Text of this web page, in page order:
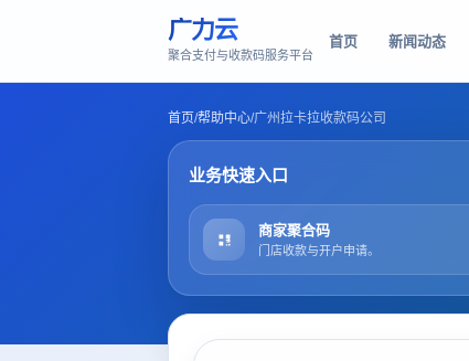
广力云
聚合支付与收款码服务平台
首页 新闻动态
首页/帮助中心/广州拉卡拉收款码公司
业务快速入口
商家聚合码
门店收款与开户申请。